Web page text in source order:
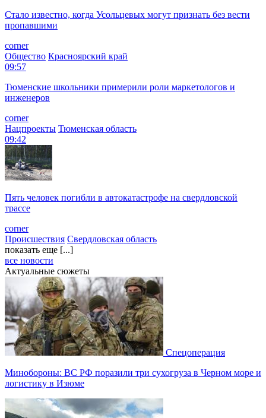
Стало известно, когда Усольцевых могут признать без вести
пропавшими
corner
Общество Красноярский край
09:57
Тюменские школьники примерили роли маркетологов и
инженеров
corner
Нацпроекты Тюменская область
09:42
Пять человек погибли в автокатастрофе на свердловской
трассе
corner
Происшествия Свердловская область
показать еще [...]
все новости
Актуальные сюжеты
Спецоперация
Минобороны: ВС РФ поразили три сухогруза в Черном море и
логистику в Изюме